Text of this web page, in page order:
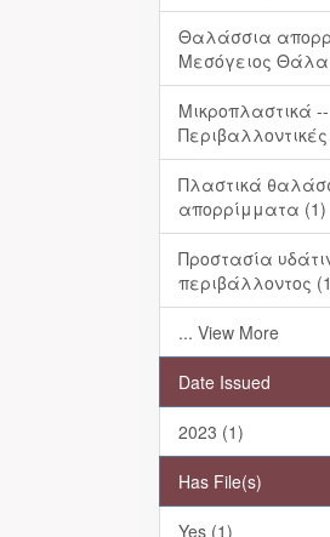
Θαλάσσια
Μεσόγειος
Μικροπλαστικά --
Πλαστικά
απορρίμματα (1)
Προστασία
περιβάλλοντος
... View More
Date Issued
2023 (1)
Has File(s)
Yes (1)